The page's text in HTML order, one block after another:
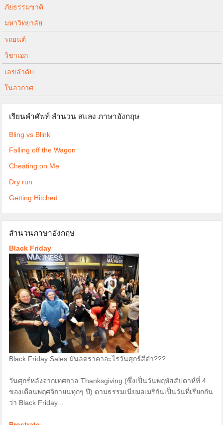
ภัยธรรมชาติ
มหาวิทยาลัย
รถยนต์
วิชาเอก
เลขลำดับ
ในอวกาศ
เรียนคำศัพท์ สำนวน สแลง ภาษาอังกฤษ
Bling vs Blink
Falling off the Wagon
Cheating on Me
Dry run
Getting Hitched
สำนวนภาษาอังกฤษ
Black Friday
Black Friday Sales มันลดราคาอะไรวันศุกร์สีดำ???
วันศุกร์หลังจากเทศกาล Thanksgiving (ซึ่งเป็นวันพฤหัสสัปดาห์ที่ 4
ของเดือนพฤศจิกายนทุกๆ ปี) ตามธรรมเนียมอเมริกันเป็นวันที่เรียกกัน
ว่า Black Friday...